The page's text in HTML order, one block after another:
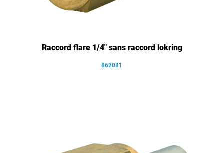
Raccord flare 1/4" sans raccord lokring
862081